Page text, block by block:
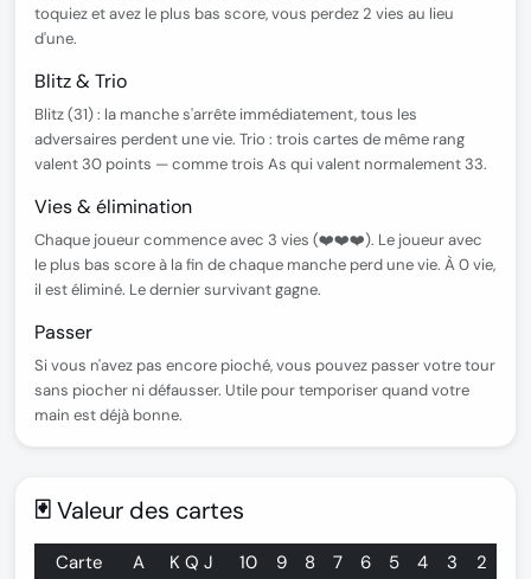
toquiez et avez le plus bas score, vous perdez 2 vies au lieu
d'une.
Blitz & Trio
Blitz (31) : la manche s'arrête immédiatement, tous les
adversaires perdent une vie. Trio : trois cartes de même rang
valent 30 points — comme trois As qui valent normalement 33.
Vies & élimination
Chaque joueur commence avec 3 vies (❤️❤️❤️). Le joueur avec
le plus bas score à la fin de chaque manche perd une vie. À 0 vie,
il est éliminé. Le dernier survivant gagne.
Passer
Si vous n'avez pas encore pioché, vous pouvez passer votre tour
sans piocher ni défausser. Utile pour temporiser quand votre
main est déjà bonne.
🃏 Valeur des cartes
Carte A K Q J 10 9 8 7 6 5 4 3
2